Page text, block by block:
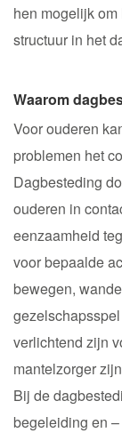
hen mogelijk
structuur in het
Waarom
Voor ouderen
problemen het
Dagbesteding
ouderen in
eenzaamheid
voor bepaalde
bewegen,
verlichtend zijn
mantelzorger
Bij de
begeleiding en